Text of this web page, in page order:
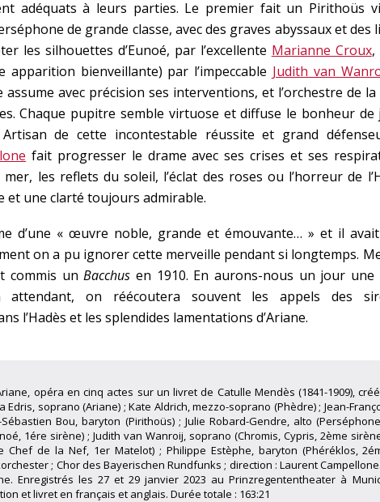
adéquats à leurs parties. Le premier fait un Pirithoüs
de grande classe, avec des graves abyssaux et des
les silhouettes d’Eunoé, par l’excellente Marianne Croux,
apparition bienveillante) par l’impeccable Judith van
avec précision ses interventions, et l’orchestre de la
Chaque pupitre semble virtuose et diffuse le bonheur de
de cette incontestable réussite et grand
fait progresser le drame avec ses crises et ses
les reflets du soleil, l’éclat des roses ou l’horreur de
et une clarté toujours admirable.
d’une « œuvre noble, grande et émouvante… » et il
on a pu ignorer cette merveille pendant si longtemps.
commis unBacchus en 1910. En aurons-nous un jour une
attendant, on réécoutera souvent les appels des
l’Hadès et les splendides lamentations d’Ariane.
opéra en cinq actes sur un livret de Catulle Mendès (1841-1909),
Edris, soprano (Ariane) ; Kate Aldrich, mezzo-soprano (Phèdre) ; Jean-
Bou, baryton (Pirithoüs) ; Julie Robard-Gendre, alto
1ére sirène) ; Judith van Wanroij, soprano (Chromis, Cypris, 2ème
Chef de la Nef, 1er Matelot) ; Philippe Estèphe, baryton (Phéréklos,
; Chor des Bayerischen Rundfunks ; direction : Laurent
Enregistrés les 27 et 29 janvier 2023 au Prinzregententheater à
et livret en français et anglais. Durée totale : 163:21